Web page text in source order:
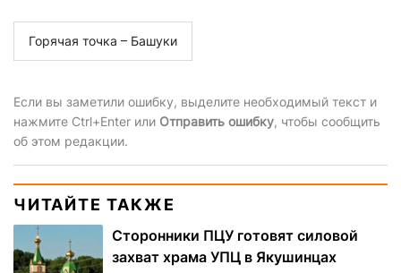
Горячая точка – Башуки
Если вы заметили ошибку, выделите необходимый текст и
нажмите Ctrl+Enter или Отправить ошибку, чтобы сообщить
об этом редакции.
ЧИТАЙТЕ ТАКЖЕ
Сторонники ПЦУ готовят силовой
захват храма УПЦ в Якушинцах